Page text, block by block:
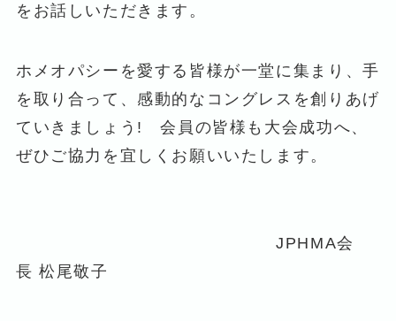
をお話しいただきます。
ホメオパシーを愛する皆様が一堂に集まり、手
を取り合って、感動的なコングレスを創りあげ
ていきましょう! 会員の皆様も大会成功へ、
ぜひご協力を宜しくお願いいたします。
JPHMA会
長 松尾敬子